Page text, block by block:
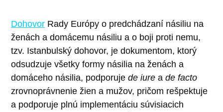
Dohovor Rady Európy o predchádzaní násiliu na
ženách a domácemu násiliu a o boji proti nemu,
tzv. Istanbulský dohovor, je dokumentom, ktorý
odsudzuje všetky formy násilia na ženách a
domáceho násilia, podporuje de iure a de facto
zrovnoprávnenie žien a mužov, pričom rešpektuje
a podporuje plnú implementáciu súvisiacich